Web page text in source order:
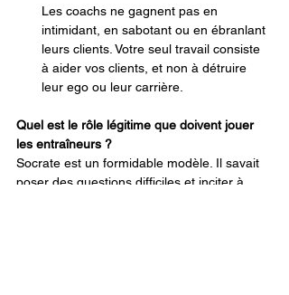
Les coachs ne gagnent pas en
intimidant, en sabotant ou en ébranlant
leurs clients. Votre seul travail consiste
à aider vos clients, et non à détruire
leur ego ou leur carrière.
Quel est le rôle légitime que doivent jouer
les entraîneurs ?
Socrate est un formidable modèle. Il savait
poser des questions difficiles et inciter à